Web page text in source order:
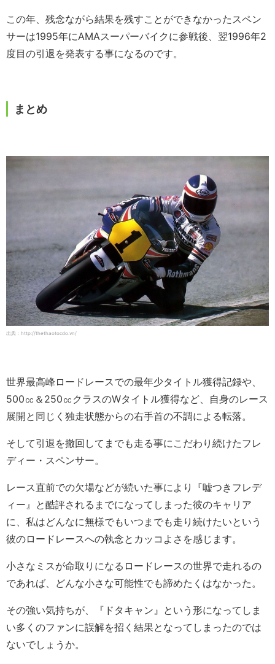
この年、残念ながら結果を残すことができなかったスペン
サーは1995年にAMAスーパーバイクに参戦後、翌1996年2
度目の引退を発表する事になるのです。
まとめ
出典：http://thethaotocdo.vn/
世界最高峰ロードレースでの最年少タイトル獲得記録や、
500㏄＆250㏄クラスのWタイトル獲得など、自身のレース
展開と同じく独走状態からの右手首の不調による転落。
そして引退を撤回してまでも走る事にこだわり続けたフレ
ディー・スペンサー。
レース直前での欠場などが続いた事により『嘘つきフレデ
ィー』と酷評されるまでになってしまった彼のキャリア
に、私はどんなに無様でもいつまでも走り続けたいという
彼のロードレースへの執念とカッコよさを感じます。
小さなミスが命取りになるロードレースの世界で走れるの
であれば、どんな小さな可能性でも諦めたくはなかった。
その強い気持ちが、『ドタキャン』という形になってしま
い多くのファンに誤解を招く結果となってしまったのでは
ないでしょうか。